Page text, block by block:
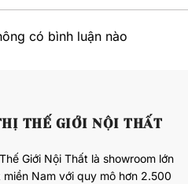
có bình luận nào
THẾ GIỚI NỘI THẤT
Giới Nội Thất là showroom lớn
miền Nam với quy mô hơn 2.500